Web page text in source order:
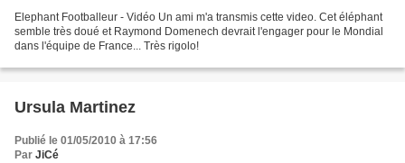
Elephant Footballeur - Vidéo Un ami m'a transmis cette video. Cet éléphant
semble très doué et Raymond Domenech devrait l'engager pour le Mondial
dans l'équipe de France... Très rigolo!
Ursula Martinez
Publié le 01/05/2010 à 17:56
Par JiCé